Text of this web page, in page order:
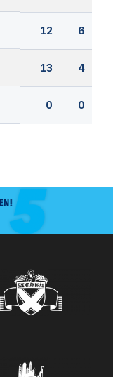
12 6
13 4
0 0